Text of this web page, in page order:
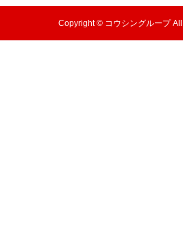
Copyright © コウシングループ